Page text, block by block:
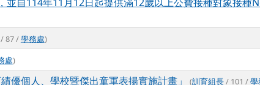
87 /學務處)
處)
優個人、學校暨傑出童軍表揚實施計畫」 (訓育組長/ 101 /學